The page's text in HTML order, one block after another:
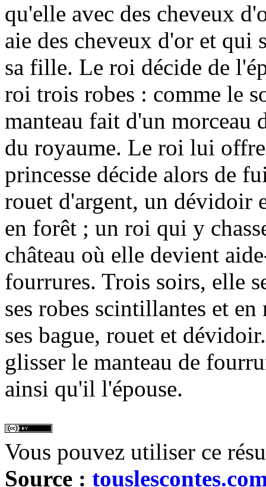
qu'elle avec des cheveux
aie des cheveux d'or et qui
sa fille. Le roi décide de
roi trois robes : comme le
manteau fait d'un morceau
du royaume. Le roi lui
princesse décide alors de
rouet d'argent, un dévidoir
en forêt ; un roi qui y
château où elle devient
fourrures. Trois soirs, elle
ses robes scintillantes et
ses bague, rouet et
glisser le manteau de
ainsi qu'il l'épouse.
Vous pouvez utiliser ce
Source :